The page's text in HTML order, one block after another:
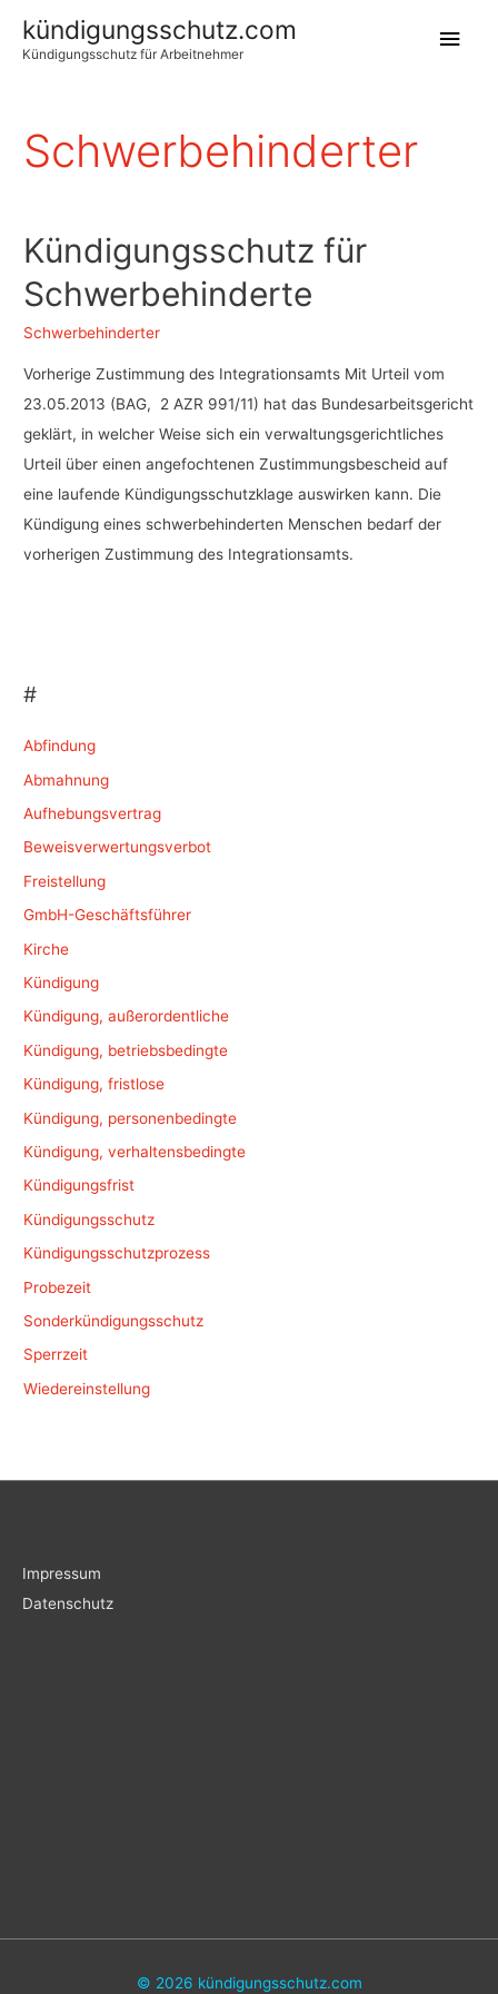
kündigungsschutz.com
Kündigungsschutz für Arbeitnehmer
Schwerbehinderter
Kündigungsschutz für
Schwerbehinderte
Schwerbehinderter
Vorherige Zustimmung des Integrationsamts Mit Urteil vom
23.05.2013 (BAG, 2 AZR 991/11) hat das Bundesarbeitsgericht
geklärt, in welcher Weise sich ein verwaltungsgerichtliches
Urteil über einen angefochtenen Zustimmungsbescheid auf
eine laufende Kündigungsschutzklage auswirken kann. Die
Kündigung eines schwerbehinderten Menschen bedarf der
vorherigen Zustimmung des Integrationsamts.
#
Abfindung
Abmahnung
Aufhebungsvertrag
Beweisverwertungsverbot
Freistellung
GmbH-Geschäftsführer
Kirche
Kündigung
Kündigung, außerordentliche
Kündigung, betriebsbedingte
Kündigung, fristlose
Kündigung, personenbedingte
Kündigung, verhaltensbedingte
Kündigungsfrist
Kündigungsschutz
Kündigungsschutzprozess
Probezeit
Sonderkündigungsschutz
Sperrzeit
Wiedereinstellung
Impressum
Datenschutz
© 2026 kündigungsschutz.com